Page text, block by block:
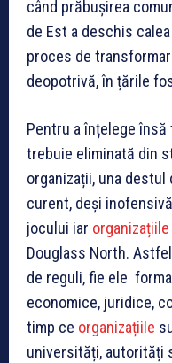
când prăbușirea
de Est a deschis
proces de
deopotrivă, în țările
Pentru a înțelege
trebuie eliminată din
organizații, una destul
curent, deși
jocului iar organizațiile
Douglass North.
de reguli, fie ele
economice, juridice,
timp ce organizațiile
universități, autorități